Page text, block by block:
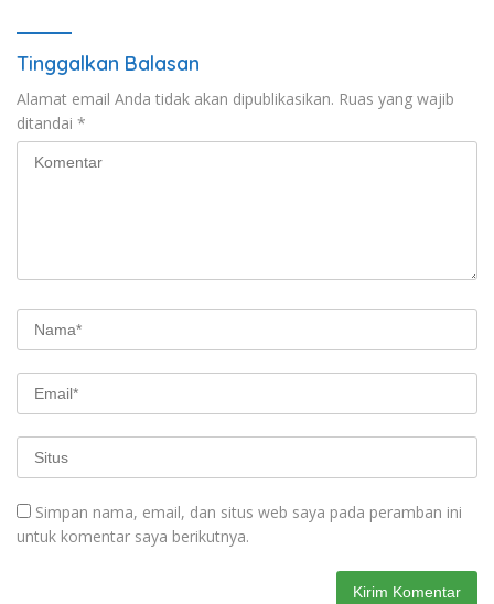
Tinggalkan Balasan
Alamat email Anda tidak akan dipublikasikan. Ruas yang wajib
ditandai *
Simpan nama, email, dan situs web saya pada peramban ini
untuk komentar saya berikutnya.